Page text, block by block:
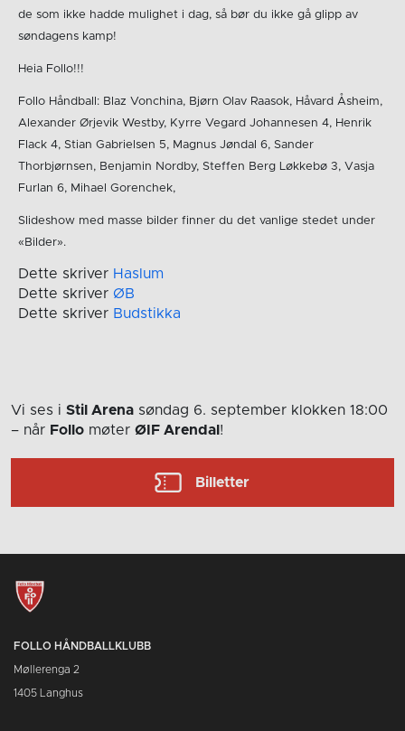
de som ikke hadde mulighet i dag, så bør du ikke gå glipp av
søndagens kamp!
Heia Follo!!!
Follo Håndball: Blaz Vonchina, Bjørn Olav Raasok, Håvard Åsheim,
Alexander Ørjevik Westby, Kyrre Vegard Johannesen 4, Henrik
Flack 4, Stian Gabrielsen 5, Magnus Jøndal 6, Sander
Thorbjørnsen, Benjamin Nordby, Steffen Berg Løkkebø 3, Vasja
Furlan 6, Mihael Gorenchek,
Slideshow med masse bilder finner du det vanlige stedet under
«Bilder».
Dette skriver Haslum
Dette skriver ØB
Dette skriver Budstikka
Vi ses i Stil Arena søndag 6. september klokken 18:00
– når Follo møter ØIF Arendal !
Billetter
FOLLO HÅNDBALLKLUBB
Møllerenga 2
1405 Langhus